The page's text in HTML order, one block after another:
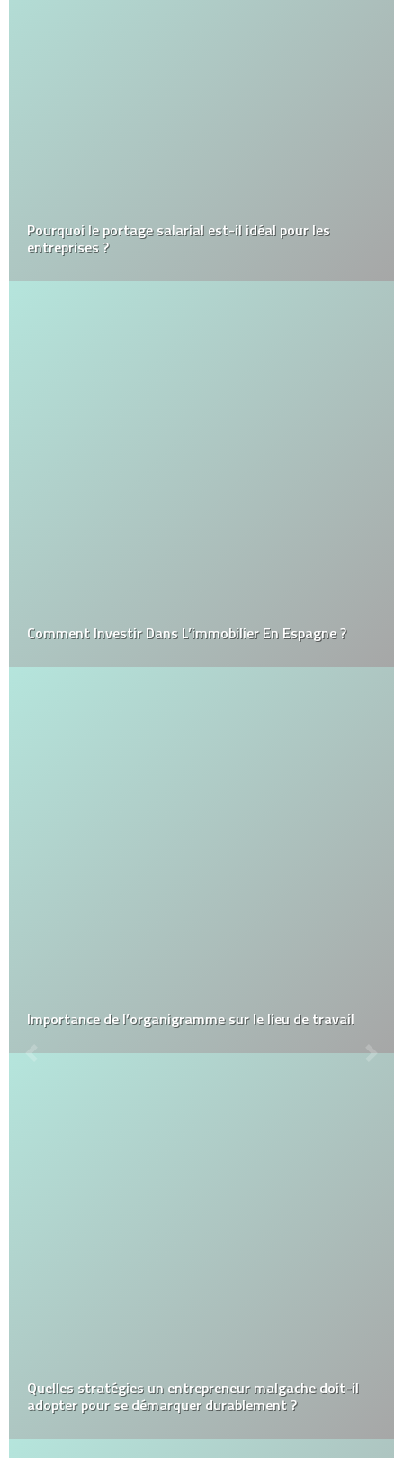
Pourquoi le portage salarial est-il idéal pour les
entreprises ?
Comment Investir Dans L’immobilier En Espagne ?
Importance de l’organigramme sur le lieu de travail
Quelles stratégies un entrepreneur malgache doit-il
adopter pour se démarquer durablement ?